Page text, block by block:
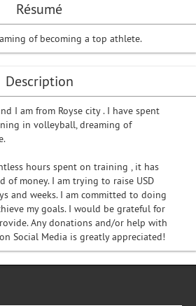
Résumé
of becoming a top athlete.
Description
I am from Royse city . I have spent
in volleyball, dreaming of
hours spent on training , it has
of money. I am trying to raise USD
and weeks. I am committed to doing
my goals. I would be grateful for
Any donations and/or help with
Social Media is greatly appreciated!